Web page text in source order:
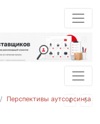
Назад
/
Перспективы аутсорсинга